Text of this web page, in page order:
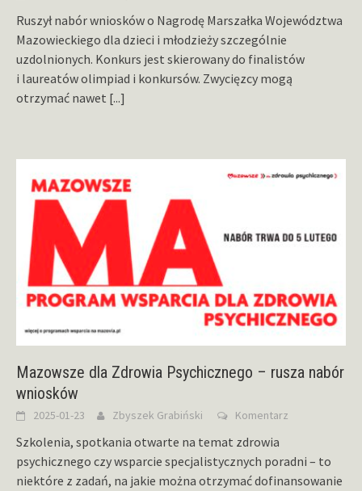
Ruszył nabór wniosków o Nagrodę Marszałka Województwa
Mazowieckiego dla dzieci i młodzieży szczególnie
uzdolnionych. Konkurs jest skierowany do finalistów
i laureatów olimpiad i konkursów. Zwycięzcy mogą
otrzymać nawet [...]
Mazowsze dla Zdrowia Psychicznego – rusza nabór
wniosków
2025-01-23 Zbyszek Grabiński Komentarz
Szkolenia, spotkania otwarte na temat zdrowia
psychicznego czy wsparcie specjalistycznych poradni – to
niektóre z zadań, na jakie można otrzymać dofinansowanie